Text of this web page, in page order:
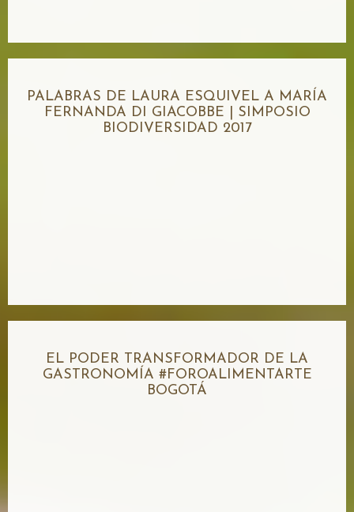
PALABRAS DE LAURA ESQUIVEL A MARÍA
FERNANDA DI GIACOBBE | SIMPOSIO
BIODIVERSIDAD 2017
EL PODER TRANSFORMADOR DE LA
GASTRONOMÍA #FOROALIMENTARTE
BOGOTÁ